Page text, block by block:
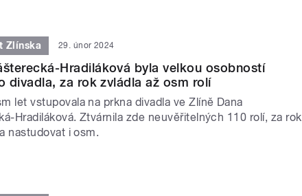
Zlínska 29. únor 2024
Hradiláková byla velkou osobností
divadla, za rok zvládla až osm rolí
let vstupovala na prkna divadla ve Zlíně Dana
Hradiláková. Ztvárnila zde neuvěřitelných 110 rolí, za rok
nastudovat i osm.